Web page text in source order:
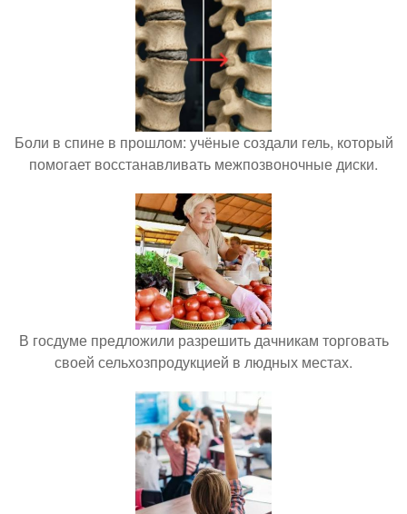
Боли в спине в прошлом: учёные создали гель, который
помогает восстанавливать межпозвоночные диски.
В госдуме предложили разрешить дачникам торговать
своей сельхозпродукцией в людных местах.